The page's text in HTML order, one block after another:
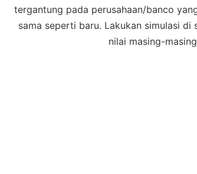
tergantung pada perusahaan/banco
sama seperti baru. Lakukan simulasi di
nilai masing-